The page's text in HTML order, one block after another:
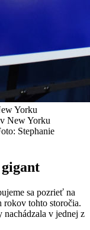
Yorku
New Yorku
Stephanie
sa pozrieť na
rokov tohto storočia.
nachádzala v jednej z